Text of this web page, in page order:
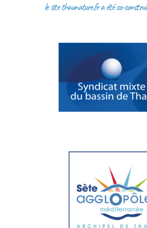
le site thaunature.fr a été co-